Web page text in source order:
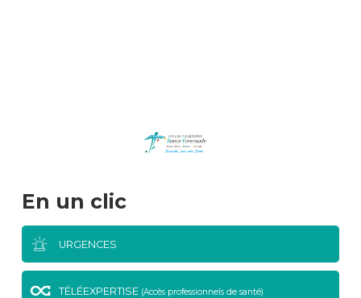
En un clic
URGENCES
TÉLÉEXPERTISE (Accès professionnels de santé)